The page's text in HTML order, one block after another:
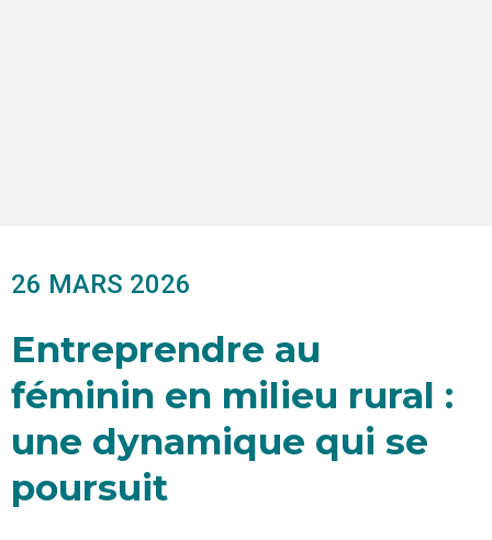
26 MARS 2026
Entreprendre au
féminin en milieu rural :
une dynamique qui se
poursuit